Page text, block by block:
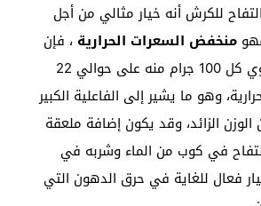
للكرش أنه خيار مثالي من أجل
منخفض السعرات الحرارية ، فإن
خل التفاح يحتوي كل 100 جرام منه على حوالي 22
وهو ما يشير إلى الفاعلية الكبير
الزائد، وقد يكون إضافة ملعقة
في كوب من الماء وشربه في
فعال للغاية في حرق الدهون التي